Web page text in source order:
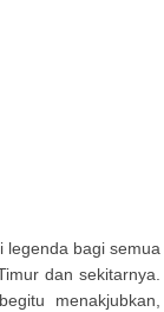
legenda bagi semua
dan sekitarnya.
menakjubkan,